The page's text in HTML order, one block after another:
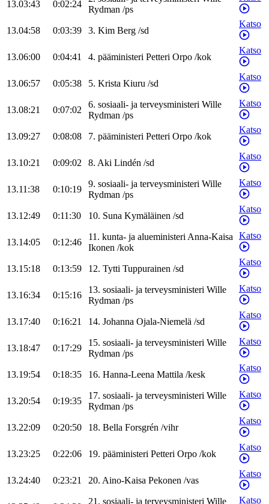
13.03:43 0:02:24
Rydman /ps
13.04:58 0:03:39 3. Kim Berg /sd
Katso
13.06:00 0:04:41 4. pääministeri Petteri Orpo /kok
Katso
13.06:57 0:05:38 5. Krista Kiuru /sd
Katso
13.08:21 0:07:02
6. sosiaali- ja terveysministeri Wille
Rydman /ps
Katso
13.09:27 0:08:08 7. pääministeri Petteri Orpo /kok
Katso
13.10:21 0:09:02 8. Aki Lindén /sd
Katso
13.11:38 0:10:19
9. sosiaali- ja terveysministeri Wille
Rydman /ps
Katso
13.12:49 0:11:30 10. Suna Kymäläinen /sd
Katso
13.14:05 0:12:46
11. kunta- ja alueministeriAnna-Kaisa
Ikonen /kok
Katso
13.15:18 0:13:59 12. Tytti Tuppurainen /sd
Katso
13.16:34 0:15:16
13. sosiaali- ja terveysministeri Wille
Rydman /ps
Katso
13.17:40 0:16:21 14. Johanna Ojala-Niemelä /sd
Katso
13.18:47 0:17:29
15. sosiaali- ja terveysministeri Wille
Rydman /ps
Katso
13.19:54 0:18:35 16. Hanna-Leena Mattila /kesk
Katso
13.20:54 0:19:35
17. sosiaali- ja terveysministeri Wille
Rydman /ps
Katso
13.22:09 0:20:50 18. Bella Forsgrén /vihr
Katso
13.23:25 0:22:06 19. pääministeri Petteri Orpo /kok
Katso
13.24:40 0:23:21 20. Aino-Kaisa Pekonen /vas
Katso
21. sosiaali- ja terveysministeri Wille
Katso